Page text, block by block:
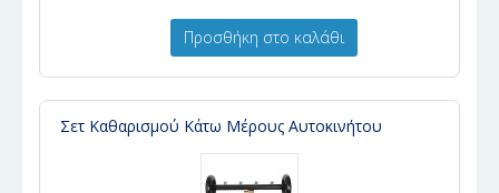
Προσθήκη στο καλάθι
Σετ Καθαρισμού Κάτω Μέρους Αυτοκινήτου